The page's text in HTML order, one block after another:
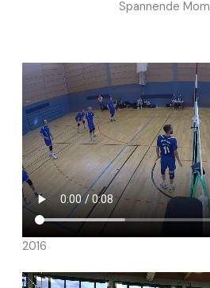
Spannende
2016